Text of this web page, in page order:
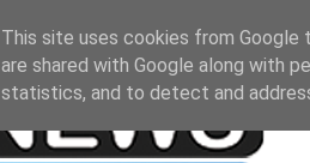
This site uses cookies from Google
are shared with Google along with
statistics, and to detect and